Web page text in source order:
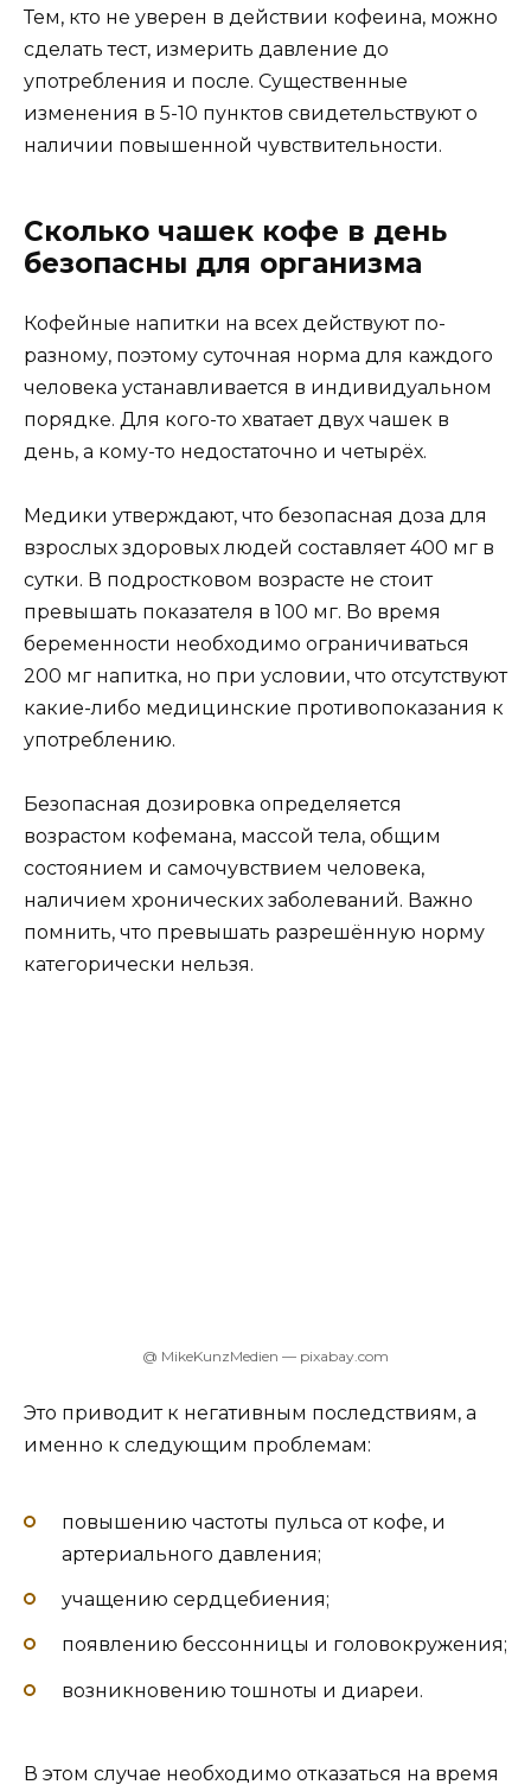
Тем, кто не уверен в действии кофеина, можно
сделать тест, измерить давление до
употребления и после. Существенные
изменения в 5-10 пунктов свидетельствуют о
наличии повышенной чувствительности.
Сколько чашек кофе в день
безопасны для организма
Кофейные напитки на всех действуют по-
разному, поэтому суточная норма для каждого
человека устанавливается в индивидуальном
порядке. Для кого-то хватает двух чашек в
день, а кому-то недостаточно и четырёх.
Медики утверждают, что безопасная доза для
взрослых здоровых людей составляет 400 мг в
сутки. В подростковом возрасте не стоит
превышать показателя в 100 мг. Во время
беременности необходимо ограничиваться
200 мг напитка, но при условии, что отсутствуют
какие-либо медицинские противопоказания к
употреблению.
Безопасная дозировка определяется
возрастом кофемана, массой тела, общим
состоянием и самочувствием человека,
наличием хронических заболеваний. Важно
помнить, что превышать разрешённую норму
категорически нельзя.
@ MikeKunzMedien — pixabay.com
Это приводит к негативным последствиям, а
именно к следующим проблемам:
повышению частоты пульса от кофе, и
артериального давления;
учащению сердцебиения;
появлению бессонницы и головокружения;
возникновению тошноты и диареи.
В этом случае необходимо отказаться на время